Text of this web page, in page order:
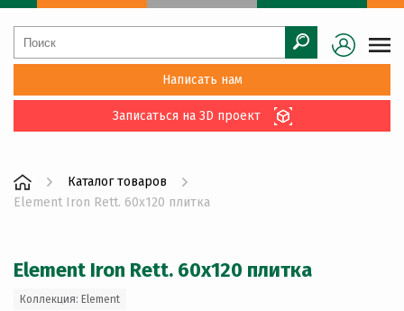
Написать нам
Записаться на 3D проект
Каталог товаров
Element Iron Rett. 60x120 плитка
Element Iron Rett. 60x120 плитка
Коллекция: Element